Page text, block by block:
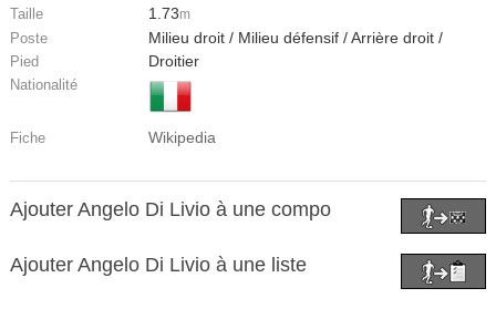
Taille 1.73m
Poste Milieu droit / Milieu défensif / Arrière droit /
Pied Droitier
Nationalité
Fiche Wikipedia
Ajouter Angelo Di Livio à une compo
Ajouter Angelo Di Livio à une liste